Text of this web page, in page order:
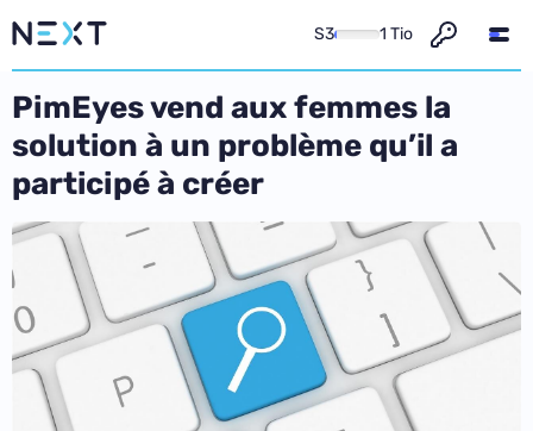
S3 1 Tio
PimEyes vend aux femmes la
solution à un problème qu’il a
participé à créer